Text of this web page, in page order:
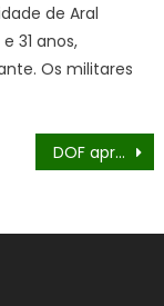
de Aral
31 anos,
Os militares
DOF apreende carreta com cigarros e pneus em Deodápolis avaliados em mais de R$ 1 milhão